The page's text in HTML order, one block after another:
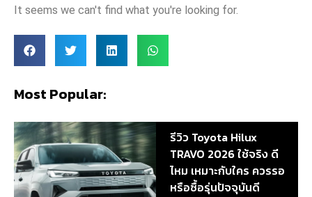
It seems we can't find what you're looking for.
Most Popular:
รีวิว Toyota Hilux
TRAVO 2026 ใช้จริง ดี
ไหม เหมาะกับใคร ควรรอ
หรือซื้อรุ่นปัจจุบันดี